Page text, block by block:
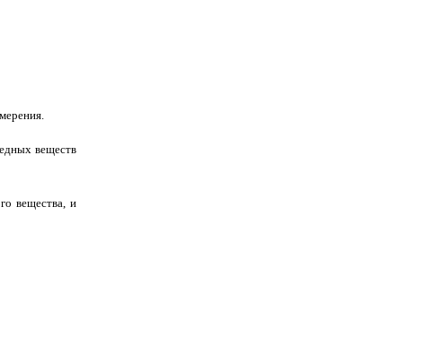
веществ
вещества, и